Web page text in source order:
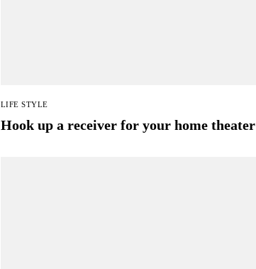
LIFE STYLE
Hook up a receiver for your home theater